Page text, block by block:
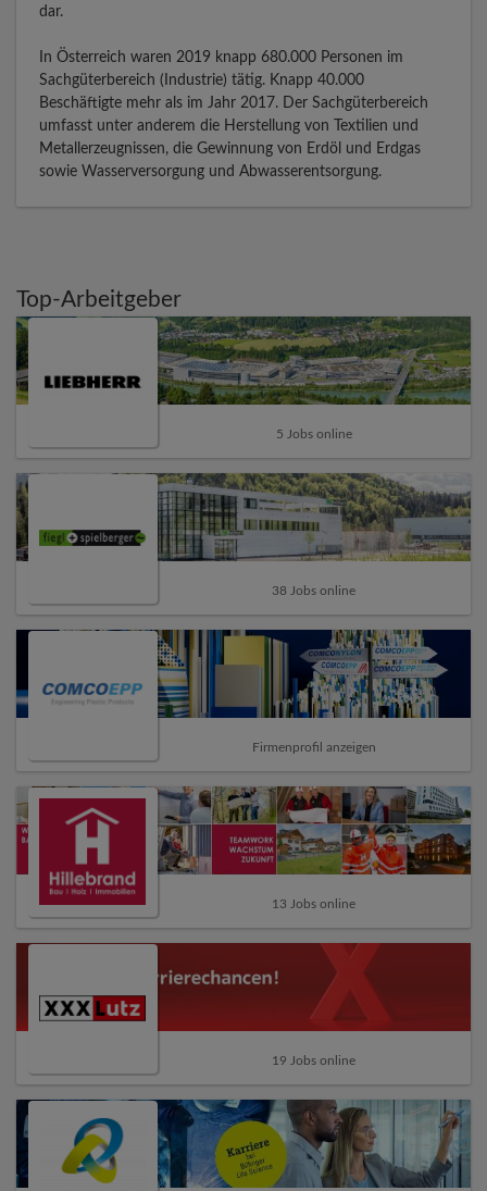
dar.
In Österreich waren 2019 knapp 680.000 Personen im
Sachgüterbereich (Industrie) tätig. Knapp 40.000
Beschäftigte mehr als im Jahr 2017. Der Sachgüterbereich
umfasst unter anderem die Herstellung von Textilien und
Metallerzeugnissen, die Gewinnung von Erdöl und Erdgas
sowie Wasserversorgung und Abwasserentsorgung.
Top-Arbeitgeber
5 Jobs online
38 Jobs online
Firmenprofil anzeigen
13 Jobs online
19 Jobs online